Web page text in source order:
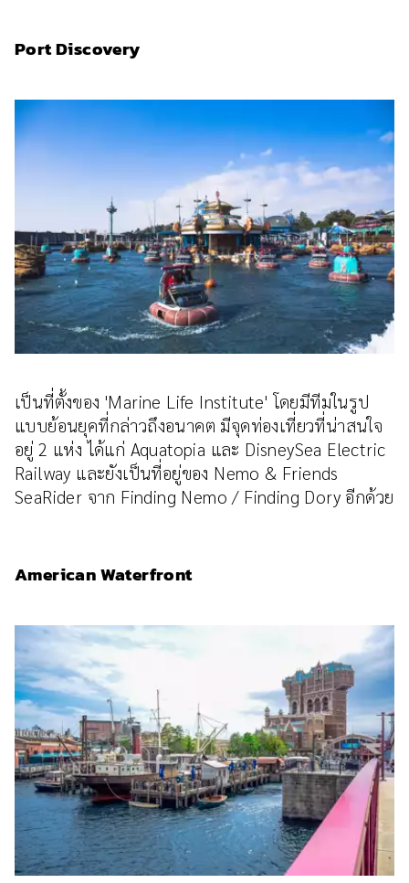
Port Discovery
เป็นที่ตั้งของ 'Marine Life Institute' โดยมีทีมในรูป
แบบย้อนยุคที่กล่าวถึงอนาคต มีจุดท่องเที่ยวที่น่าสนใจ
อยู่ 2 แห่ง ได้แก่ Aquatopia และ DisneySea Electric
Railway และยังเป็นที่อยู่ของ Nemo & Friends
SeaRider จาก Finding Nemo / Finding Dory อีกด้วย
American Waterfront